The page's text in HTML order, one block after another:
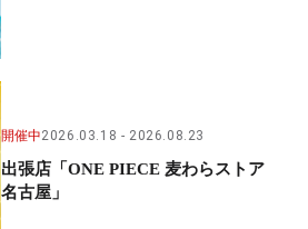
開催中2026.03.18 2026.08.23
出張店「ONE PIECE 麦わらストア
名古屋」